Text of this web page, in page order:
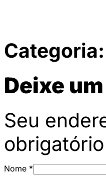
Categoria:
Deixe
Seu
Nome *